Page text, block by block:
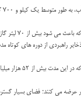
ذخایر راهبردی از دوره های